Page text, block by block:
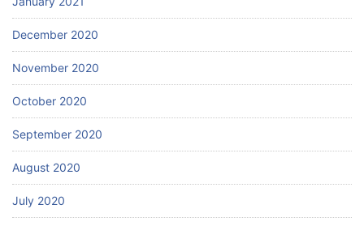
December 2020
November 2020
October 2020
September 2020
August 2020
July 2020